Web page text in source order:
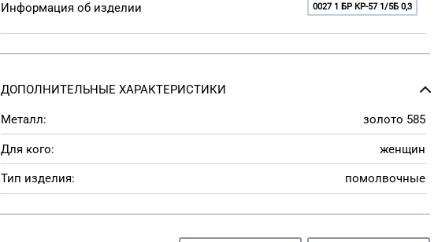
Информация об изделии 0027 1 БР КР-57 1/5Б 0,3
ДОПОЛНИТЕЛЬНЫЕ ХАРАКТЕРИСТИКИ
Металл: золото 585
Для кого: женщин
Тип изделия: помолвочные